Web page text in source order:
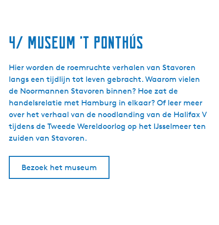
4/ Museum ’t Ponthús
Hier worden de roemruchte verhalen van Stavoren
langs een tijdlijn tot leven gebracht. Waarom vielen
de Noormannen Stavoren binnen? Hoe zat de
handelsrelatie met Hamburg in elkaar? Of leer meer
over het verhaal van de noodlanding van de Halifax V
tijdens de Tweede Wereldoorlog op het IJsselmeer ten
zuiden van Stavoren.
Bezoek het museum